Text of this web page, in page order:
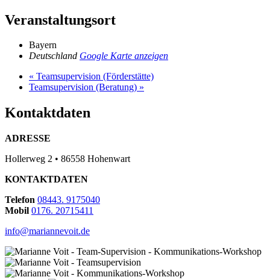
Veranstaltungsort
Bayern
Deutschland Google Karte anzeigen
« Teamsupervision (Förderstätte)
Teamsupervision (Beratung) »
Kontaktdaten
ADRESSE
Hollerweg 2 • 86558 Hohenwart
KONTAKTDATEN
Telefon 08443. 9175040
Mobil 0176. 20715411
info@mariannevoit.de